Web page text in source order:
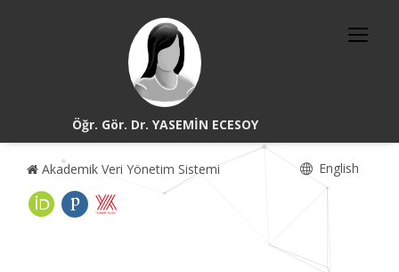
Öğr. Gör. Dr. YASEMİN ECESOY
Akademik Veri Yönetim Sistemi English